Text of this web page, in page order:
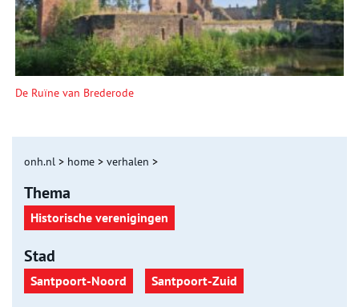
De Ruïne van Brederode
onh.nl > home > verhalen >
Thema
Historische verenigingen
Stad
Santpoort-Noord Santpoort-Zuid